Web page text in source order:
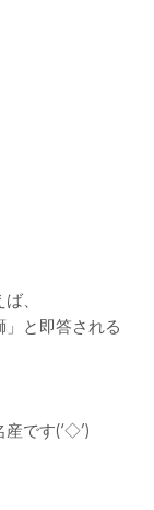
、
」と即答される
です(‘◇’)ゞ